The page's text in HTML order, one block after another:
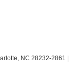
NC 28232-2861 |